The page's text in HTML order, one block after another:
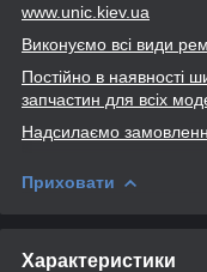
www.unic .kiev.ua
Виконуємо всі види
Постійно в наявності
запчастин для всіх
Надсилаємо
Приховати
Характеристики